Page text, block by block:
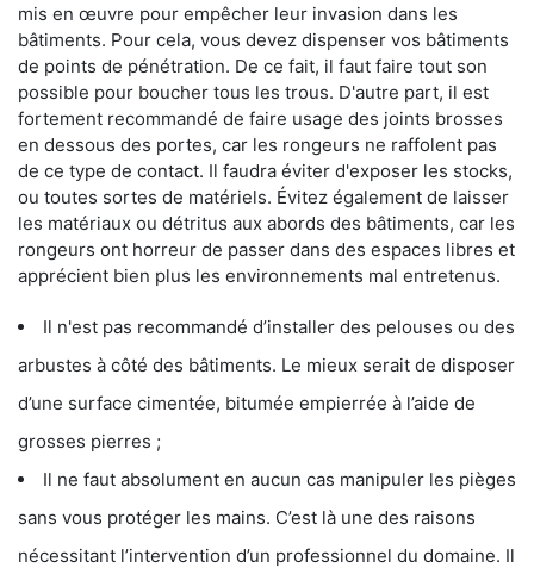
mis en œuvre pour empêcher leur invasion dans les
bâtiments. Pour cela, vous devez dispenser vos bâtiments
de points de pénétration. De ce fait, il faut faire tout son
possible pour boucher tous les trous. D'autre part, il est
fortement recommandé de faire usage des joints brosses
en dessous des portes, car les rongeurs ne raffolent pas
de ce type de contact. Il faudra éviter d'exposer les stocks,
ou toutes sortes de matériels. Évitez également de laisser
les matériaux ou détritus aux abords des bâtiments, car les
rongeurs ont horreur de passer dans des espaces libres et
apprécient bien plus les environnements mal entretenus.
Il n'est pas recommandé d’installer des pelouses ou des
arbustes à côté des bâtiments. Le mieux serait de disposer
d’une surface cimentée, bitumée empierrée à l’aide de
grosses pierres ;
Il ne faut absolument en aucun cas manipuler les pièges
sans vous protéger les mains. C’est là une des raisons
nécessitant l’intervention d’un professionnel du domaine. Il